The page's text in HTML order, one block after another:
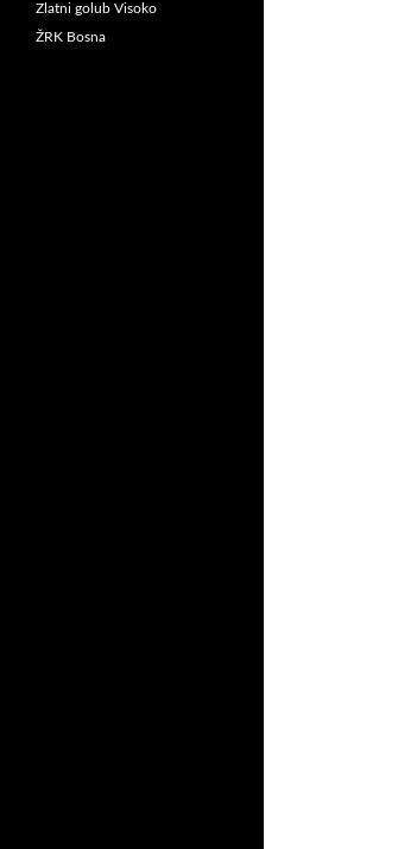
Zlatni golub Visoko
ŽRK Bosna